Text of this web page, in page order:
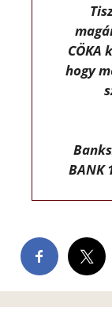
CÖKA
hogy
BANK